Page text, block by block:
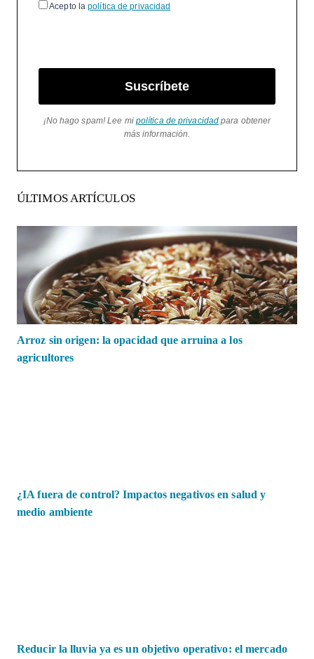
Acepto lapolítica de privacidad
Suscríbete
¡No hago spam! Lee mi política de privacidad para obtener
más información.
ÚLTIMOS ARTÍCULOS
Arroz sin origen: la opacidad que arruina a los
agricultores
¿IA fuera de control? Impactos negativos en salud y
medio ambiente
Reducir la lluvia ya es un objetivo operativo: el mercado